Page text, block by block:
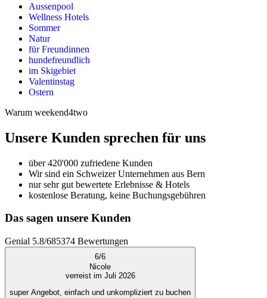
Aussenpool
Wellness Hotels
Sommer
Natur
für Freundinnen
hundefreundlich
im Skigebiet
Valentinstag
Ostern
Warum weekend4two
Unsere Kunden sprechen für uns
über 420'000 zufriedene Kunden
Wir sind ein Schweizer Unternehmen aus Bern
nur sehr gut bewertete Erlebnisse & Hotels
kostenlose Beratung, keine Buchungsgebühren
Das sagen unsere Kunden
Genial 5.8/685374 Bewertungen
6/6
Nicole
verreist im Juli 2026
super Angebot, einfach und unkompliziert zu buchen